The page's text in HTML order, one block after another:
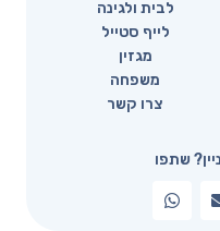
לבית ולגינה
לייף סטייל
מגזין
משפחה
צרו קשר
שתפו